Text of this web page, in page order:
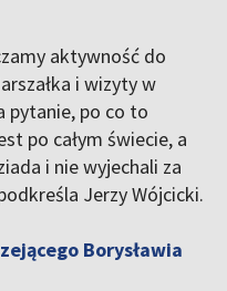
aktywność do
i wizyty w
pytanie, po co to
po całym świecie, a
i nie wyjechali za
Jerzy Wójcicki.
Borysławia